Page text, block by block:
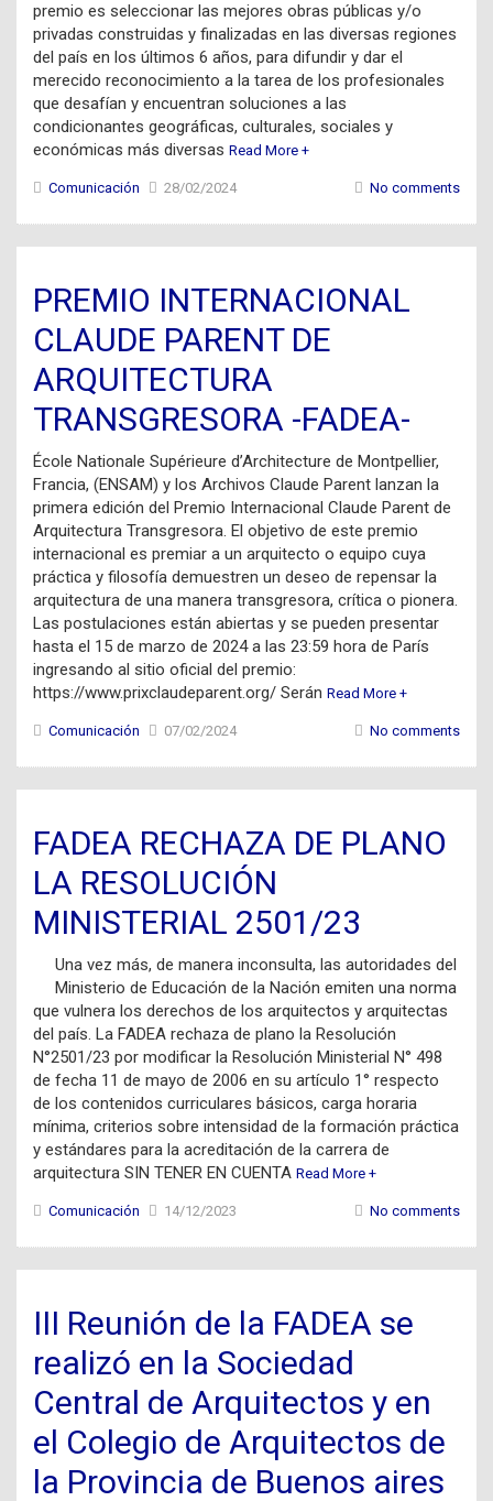
premio es seleccionar las mejores obras públicas y/o
privadas construidas y finalizadas en las diversas regiones
del país en los últimos 6 años, para difundir y dar el
merecido reconocimiento a la tarea de los profesionales
que desafían y encuentran soluciones a las
condicionantes geográficas, culturales, sociales y
económicas más diversas Read More +
Comunicación 28/02/2024 No comments
PREMIO INTERNACIONAL
CLAUDE PARENT DE
ARQUITECTURA
TRANSGRESORA -FADEA-
École Nationale Supérieure d’Architecture de Montpellier,
Francia, (ENSAM) y los Archivos Claude Parent lanzan la
primera edición del Premio Internacional Claude Parent de
Arquitectura Transgresora. El objetivo de este premio
internacional es premiar a un arquitecto o equipo cuya
práctica y filosofía demuestren un deseo de repensar la
arquitectura de una manera transgresora, crítica o pionera.
Las postulaciones están abiertas y se pueden presentar
hasta el 15 de marzo de 2024 a las 23:59 hora de París
ingresando al sitio oficial del premio:
https://www.prixclaudeparent.org/ Serán Read More +
Comunicación 07/02/2024 No comments
FADEA RECHAZA DE PLANO
LA RESOLUCIÓN
MINISTERIAL 2501/23
Una vez más, de manera inconsulta, las autoridades del
Ministerio de Educación de la Nación emiten una norma
que vulnera los derechos de los arquitectos y arquitectas
del país. La FADEA rechaza de plano la Resolución
N°2501/23 por modificar la Resolución Ministerial N° 498
de fecha 11 de mayo de 2006 en su artículo 1° respecto
de los contenidos curriculares básicos, carga horaria
mínima, criterios sobre intensidad de la formación práctica
y estándares para la acreditación de la carrera de
arquitectura SIN TENER EN CUENTA Read More +
Comunicación 14/12/2023 No comments
III Reunión de la FADEA se
realizó en la Sociedad
Central de Arquitectos y en
el Colegio de Arquitectos de
la Provincia de Buenos aires